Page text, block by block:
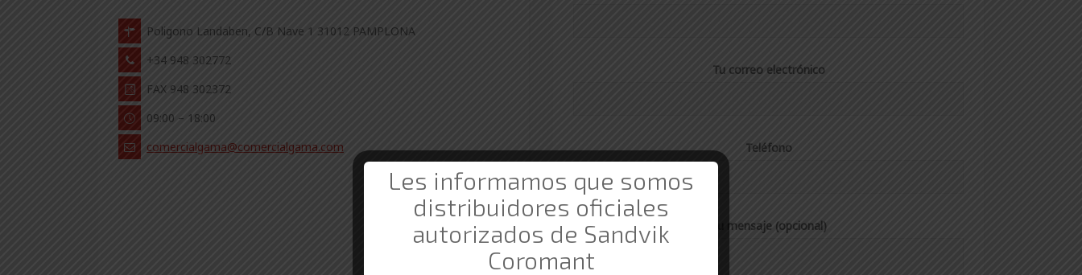
Poligono Landaben, C/B Nave 1 31012 PAMPLONA
+34 948 302772
FAX 948 302372
09:00 – 18:00
comercialgama@comercialgama.com
Tu correo electrónico
Teléfono
Tu mensaje (opcional)
Les informamos que somos
distribuidores oficiales
autorizados de Sandvik
Coromant